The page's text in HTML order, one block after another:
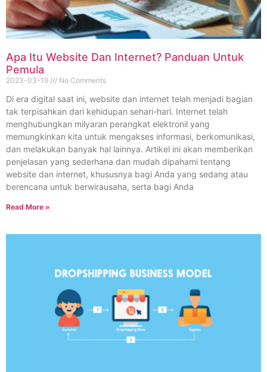
Apa Itu Website Dan Internet? Panduan Untuk
Pemula
2023-03-19 No Comments
Di era digital saat ini, website dan internet telah menjadi bagian
tak terpisahkan dari kehidupan sehari-hari. Internet telah
menghubungkan milyaran perangkat elektronil yang
memungkinkan kita untuk mengakses informasi, berkomunikasi,
dan melakukan banyak hal lainnya. Artikel ini akan memberikan
penjelasan yang sederhana dan mudah dipahami tentang
website dan internet, khususnya bagi Anda yang sedang atau
berencana untuk berwirausaha, serta bagi Anda
Read More »